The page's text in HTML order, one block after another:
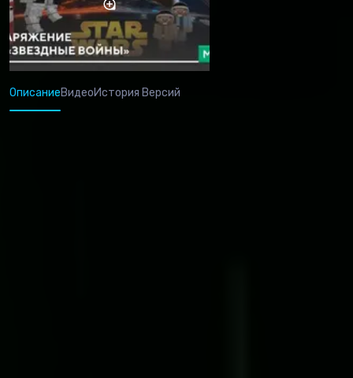
ОписаниеВидеоИстория Версий